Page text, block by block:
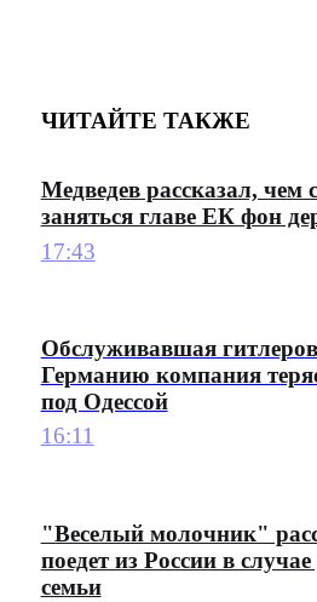
ЧИТАЙТЕ ТАКЖЕ
Медведев рассказал, чем
заняться главе ЕК фон
17:43
Обслуживавшая
Германию компания
под Одессой
16:11
"Веселый молочник"
поедет из России в
семьи